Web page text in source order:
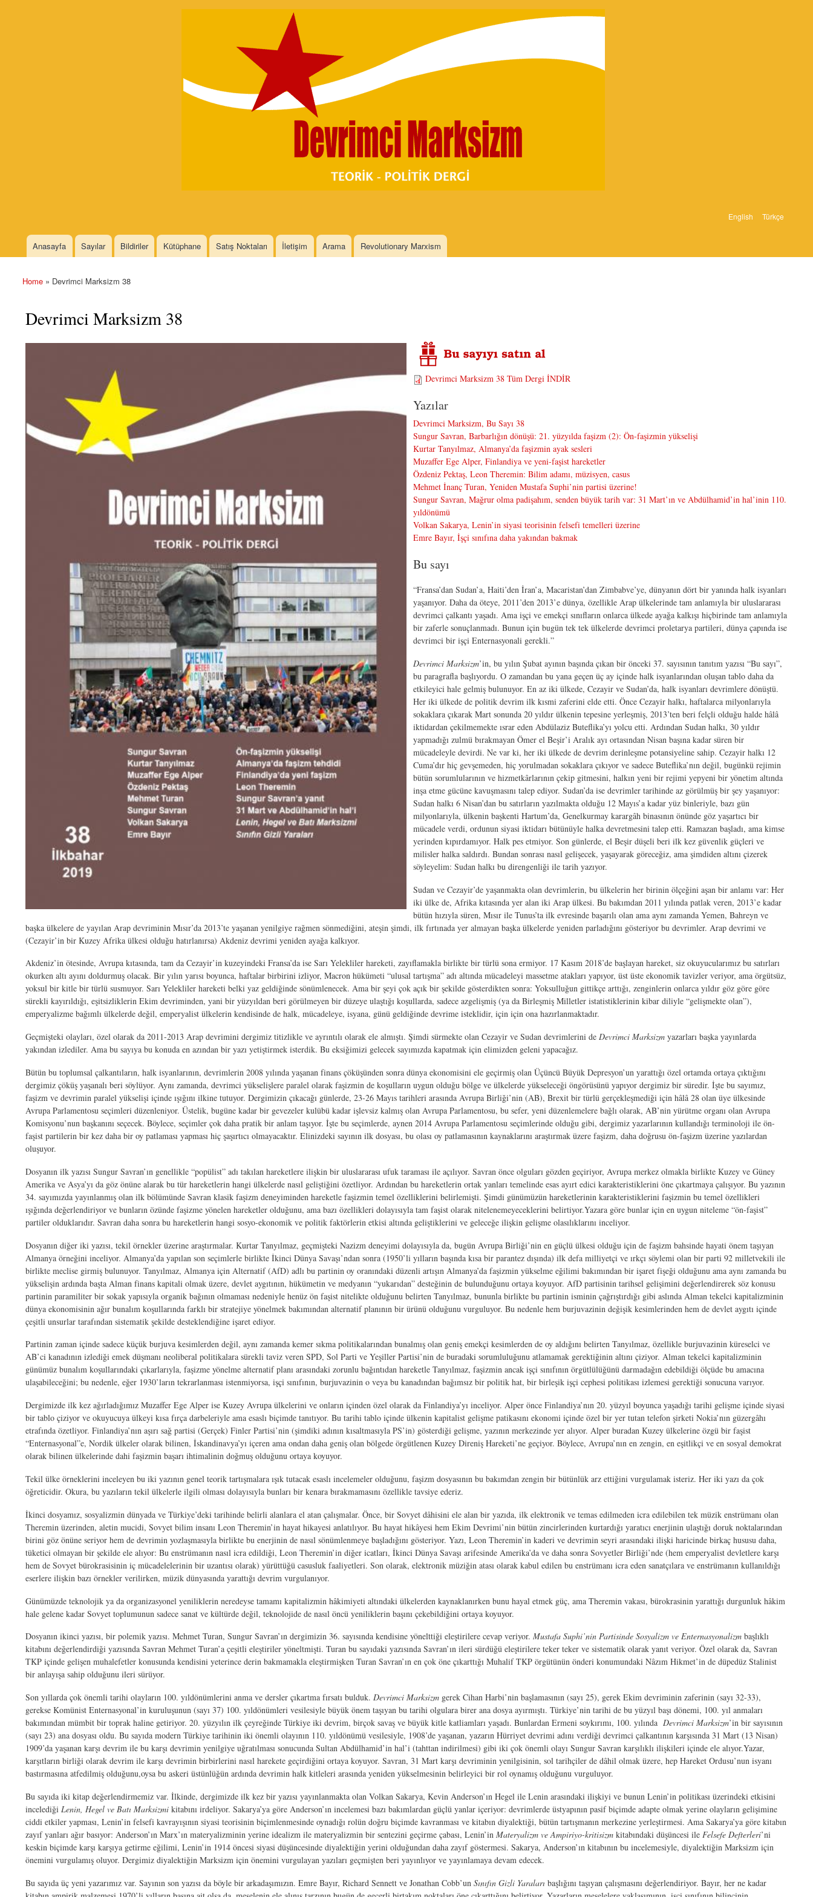
Skip to
English Türkçe
Main menu
Anasayfa Sayılar Bildiriler Kütüphane Satış Noktaları İletişim Arama Revolutionary Marxism
You are here
Home » Devrimci Marksizm 38
Devrimci Marksizm 38
Devrimci Marksizm 38 Tüm Dergi İNDİR
Yazılar
Devrimci Marksizm, Bu Sayı 38
Sungur Savran, Barbarlığın dönüşü: 21. yüzyılda faşizm (2): Ön-faşizmin yükselişi
Kurtar Tanyılmaz, Almanya’da faşizmin ayak sesleri
Muzaffer Ege Alper, Finlandiya ve yeni-faşist hareketler
Özdeniz Pektaş, Leon Theremin: Bilim adamı, müzisyen, casus
Mehmet İnanç Turan, Yeniden Mustafa Suphi’nin partisi üzerine!
Sungur Savran, Mağrur olma padişahım, senden büyük tarih var: 31 Mart’ın ve Abdülhamid’in hal’inin 110.
yıldönümü
Volkan Sakarya, Lenin’in siyasi teorisinin felsefi temelleri üzerine
Emre Bayır, İşçi sınıfına daha yakından bakmak
Bu sayı
“Fransa’dan Sudan’a, Haiti’den İran’a, Macaristan’dan Zimbabve’ye, dünyanın dört bir yanında halk isyanları
yaşanıyor. Daha da öteye, 2011’den 2013’e dünya, özellikle Arap ülkelerinde tam anlamıyla bir uluslararası
devrimci çalkantı yaşadı. Ama işçi ve emekçi sınıfların onlarca ülkede ayağa kalkışı hiçbirinde tam anlamıyla
bir zaferle sonuçlanmadı. Bunun için bugün tek tek ülkelerde devrimci proletarya partileri, dünya çapında ise
devrimci bir işçi Enternasyonali gerekli.”
Devrimci Marksizm’in, bu yılın Şubat ayının başında çıkan bir önceki 37. sayısının tanıtım yazısı “Bu sayı”,
bu paragrafla başlıyordu. O zamandan bu yana geçen üç ay içinde halk isyanlarından oluşan tablo daha da
etkileyici hale gelmiş bulunuyor. En az iki ülkede, Cezayir ve Sudan’da, halk isyanları devrimlere dönüştü.
Her iki ülkede de politik devrim ilk kısmi zaferini elde etti. Önce Cezayir halkı, haftalarca milyonlarıyla
sokaklara çıkarak Mart sonunda 20 yıldır ülkenin tepesine yerleşmiş, 2013’ten beri felçli olduğu halde hâlâ
iktidardan çekilmemekte ısrar eden Abdülaziz Buteflika’yı yolcu etti. Ardından Sudan halkı, 30 yıldır
yapmadığı zulmü bırakmayan Ömer el Beşir’i Aralık ayı ortasından Nisan başına kadar süren bir
mücadeleyle devirdi. Ne var ki, her iki ülkede de devrim derinleşme potansiyeline sahip. Cezayir halkı 12
Cuma’dır hiç gevşemeden, hiç yorulmadan sokaklara çıkıyor ve sadece Buteflika’nın değil, bugünkü rejimin
bütün sorumlularının ve hizmetkârlarının çekip gitmesini, halkın yeni bir rejimi yepyeni bir yönetim altında
inşa etme gücüne kavuşmasını talep ediyor. Sudan’da ise devrimler tarihinde az görülmüş bir şey yaşanıyor:
Sudan halkı 6 Nisan’dan bu satırların yazılmakta olduğu 12 Mayıs’a kadar yüz binleriyle, bazı gün
milyonlarıyla, ülkenin başkenti Hartum’da, Genelkurmay karargâh binasının önünde göz yaşartıcı bir
mücadele verdi, ordunun siyasi iktidarı bütünüyle halka devretmesini talep etti. Ramazan başladı, ama kimse
yerinden kıpırdamıyor. Halk pes etmiyor. Son günlerde, el Beşir düşeli beri ilk kez güvenlik güçleri ve
milisler halka saldırdı. Bundan sonrası nasıl gelişecek, yaşayarak göreceğiz, ama şimdiden altını çizerek
söyleyelim: Sudan halkı bu direngenliği ile tarih yazıyor.
Sudan ve Cezayir’de yaşanmakta olan devrimlerin, bu ülkelerin her birinin ölçeğini aşan bir anlamı var: Her
iki ülke de, Afrika kıtasında yer alan iki Arap ülkesi. Bu bakımdan 2011 yılında patlak veren, 2013’e kadar
bütün hızıyla süren, Mısır ile Tunus’ta ilk evresinde başarılı olan ama aynı zamanda Yemen, Bahreyn ve
başka ülkelere de yayılan Arap devriminin Mısır’da 2013’te yaşanan yenilgiye rağmen sönmediğini, ateşin şimdi, ilk fırtınada yer almayan başka ülkelerde yeniden parladığını gösteriyor bu devrimler. Arap devrimi ve
(Cezayir’in bir Kuzey Afrika ülkesi olduğu hatırlanırsa) Akdeniz devrimi yeniden ayağa kalkıyor.
Akdeniz’in ötesinde, Avrupa kıtasında, tam da Cezayir’in kuzeyindeki Fransa’da ise Sarı Yelekliler hareketi, zayıflamakla birlikte bir türlü sona ermiyor. 17 Kasım 2018’de başlayan hareket, siz okuyucularımız bu satırları
okurken altı ayını doldurmuş olacak. Bir yılın yarısı boyunca, haftalar birbirini izliyor, Macron hükümeti “ulusal tartışma” adı altında mücadeleyi massetme atakları yapıyor, üst üste ekonomik tavizler veriyor, ama örgütsüz,
yoksul bir kitle bir türlü susmuyor. Sarı Yelekliler hareketi belki yaz geldiğinde sönümlenecek. Ama bir şeyi çok açık bir şekilde gösterdikten sonra: Yoksulluğun gittikçe arttığı, zenginlerin onlarca yıldır göz göre göre
sürekli kayırıldığı, eşitsizliklerin Ekim devriminden, yani bir yüzyıldan beri görülmeyen bir düzeye ulaştığı koşullarda, sadece azgelişmiş (ya da Birleşmiş Milletler istatistiklerinin kibar diliyle “gelişmekte olan”),
emperyalizme bağımlı ülkelerde değil, emperyalist ülkelerin kendisinde de halk, mücadeleye, isyana, günü geldiğinde devrime isteklidir, için için ona hazırlanmaktadır.
Geçmişteki olayları, özel olarak da 2011-2013 Arap devrimini dergimiz titizlikle ve ayrıntılı olarak ele almıştı. Şimdi sürmekte olan Cezayir ve Sudan devrimlerini de Devrimci Marksizm yazarları başka yayınlarda
yakından izlediler. Ama bu sayıya bu konuda en azından bir yazı yetiştirmek isterdik. Bu eksiğimizi gelecek sayımızda kapatmak için elimizden geleni yapacağız.
Bütün bu toplumsal çalkantıların, halk isyanlarının, devrimlerin 2008 yılında yaşanan finans çöküşünden sonra dünya ekonomisini ele geçirmiş olan Üçüncü Büyük Depresyon’un yarattığı özel ortamda ortaya çıktığını
dergimiz çöküş yaşanalı beri söylüyor. Aynı zamanda, devrimci yükselişlere paralel olarak faşizmin de koşulların uygun olduğu bölge ve ülkelerde yükseleceği öngörüsünü yapıyor dergimiz bir süredir. İşte bu sayımız,
faşizm ve devrimin paralel yükselişi içinde ışığını ilkine tutuyor. Dergimizin çıkacağı günlerde, 23-26 Mayıs tarihleri arasında Avrupa Birliği’nin (AB), Brexit bir türlü gerçekleşmediği için hâlâ 28 olan üye ülkesinde
Avrupa Parlamentosu seçimleri düzenleniyor. Üstelik, bugüne kadar bir gevezeler kulübü kadar işlevsiz kalmış olan Avrupa Parlamentosu, bu sefer, yeni düzenlemelere bağlı olarak, AB’nin yürütme organı olan Avrupa
Komisyonu’nun başkanını seçecek. Böylece, seçimler çok daha pratik bir anlam taşıyor. İşte bu seçimlerde, aynen 2014 Avrupa Parlamentosu seçimlerinde olduğu gibi, dergimiz yazarlarının kullandığı terminoloji ile ön-
faşist partilerin bir kez daha bir oy patlaması yapması hiç şaşırtıcı olmayacaktır. Elinizdeki sayının ilk dosyası, bu olası oy patlamasının kaynaklarını araştırmak üzere faşizm, daha doğrusu ön-faşizm üzerine yazılardan
oluşuyor.
Dosyanın ilk yazısı Sungur Savran’ın genellikle “popülist” adı takılan hareketlere ilişkin bir uluslararası ufuk taraması ile açılıyor. Savran önce olguları gözden geçiriyor, Avrupa merkez olmakla birlikte Kuzey ve Güney
Amerika ve Asya’yı da göz önüne alarak bu tür hareketlerin hangi ülkelerde nasıl geliştiğini özetliyor. Ardından bu hareketlerin ortak yanları temelinde esas ayırt edici karakteristiklerini öne çıkartmaya çalışıyor. Bu yazının
34. sayımızda yayınlanmış olan ilk bölümünde Savran klasik faşizm deneyiminden hareketle faşizmin temel özelliklerini belirlemişti. Şimdi günümüzün hareketlerinin karakteristiklerini faşizmin bu temel özellikleri
ışığında değerlendiriyor ve bunların özünde faşizme yönelen hareketler olduğunu, ama bazı özellikleri dolayısıyla tam faşist olarak nitelenemeyeceklerini belirtiyor.Yazara göre bunlar için en uygun niteleme “ön-faşist”
partiler olduklarıdır. Savran daha sonra bu hareketlerin hangi sosyo-ekonomik ve politik faktörlerin etkisi altında geliştiklerini ve geleceğe ilişkin gelişme olasılıklarını inceliyor.
Dosyanın diğer iki yazısı, tekil örnekler üzerine araştırmalar. Kurtar Tanyılmaz, geçmişteki Nazizm deneyimi dolayısıyla da, bugün Avrupa Birliği’nin en güçlü ülkesi olduğu için de faşizm bahsinde hayati önem taşıyan
Almanya örneğini inceliyor. Almanya’da yapılan son seçimlerle birlikte İkinci Dünya Savaşı’ndan sonra (1950’li yılların başında kısa bir parantez dışında) ilk defa milliyetçi ve ırkçı söylemi olan bir parti 92 milletvekili ile
birlikte meclise girmiş bulunuyor. Tanyılmaz, Almanya için Alternatif (AfD) adlı bu partinin oy oranındaki düzenli artışın Almanya’da faşizmin yükselme eğilimi bakımından bir işaret fişeği olduğunu ama aynı zamanda bu
yükselişin ardında başta Alman finans kapitali olmak üzere, devlet aygıtının, hükümetin ve medyanın “yukarıdan” desteğinin de bulunduğunu ortaya koyuyor. AfD partisinin tarihsel gelişimini değerlendirerek söz konusu
partinin paramiliter bir sokak yapısıyla organik bağının olmaması nedeniyle henüz ön faşist nitelikte olduğunu belirten Tanyılmaz, bununla birlikte bu partinin isminin çağrıştırdığı gibi aslında Alman tekelci kapitalizminin
dünya ekonomisinin ağır bunalım koşullarında farklı bir stratejiye yönelmek bakımından alternatif planının bir ürünü olduğunu vurguluyor. Bu nedenle hem burjuvazinin değişik kesimlerinden hem de devlet aygıtı içinde
çeşitli unsurlar tarafından sistematik şekilde desteklendiğine işaret ediyor.
Partinin zaman içinde sadece küçük burjuva kesimlerden değil, aynı zamanda kemer sıkma politikalarından bunalmış olan geniş emekçi kesimlerden de oy aldığını belirten Tanyılmaz, özellikle burjuvazinin küreselci ve
AB’ci kanadının izlediği emek düşmanı neoliberal politikalara sürekli taviz veren SPD, Sol Parti ve Yeşiller Partisi’nin de buradaki sorumluluğunu atlamamak gerektiğinin altını çiziyor. Alman tekelci kapitalizminin
günümüz bunalım koşullarındaki çıkarlarıyla, faşizme yönelme alternatif planı arasındaki zorunlu bağıntıdan hareketle Tanyılmaz, faşizmin ancak işçi sınıfının örgütlülüğünü darmadağın edebildiği ölçüde bu amacına
ulaşabileceğini; bu nedenle, eğer 1930’ların tekrarlanması istenmiyorsa, işçi sınıfının, burjuvazinin o veya bu kanadından bağımsız bir politik hat, bir birleşik işçi cephesi politikası izlemesi gerektiği sonucuna varıyor.
Dergimizde ilk kez ağırladığımız Muzaffer Ege Alper ise Kuzey Avrupa ülkelerini ve onların içinden özel olarak da Finlandiya’yı inceliyor. Alper önce Finlandiya’nın 20. yüzyıl boyunca yaşadığı tarihi gelişme içinde siyasi
bir tablo çiziyor ve okuyucuya ülkeyi kısa fırça darbeleriyle ama esaslı biçimde tanıtıyor. Bu tarihi tablo içinde ülkenin kapitalist gelişme patikasını ekonomi içinde özel bir yer tutan telefon şirketi Nokia’nın güzergâhı
etrafında özetliyor. Finlandiya’nın aşırı sağ partisi (Gerçek) Finler Partisi’nin (şimdiki adının kısaltmasıyla PS’in) gösterdiği gelişme, yazının merkezinde yer alıyor. Alper buradan Kuzey ülkelerine özgü bir faşist
“Enternasyonal”e, Nordik ülkeler olarak bilinen, İskandinavya’yı içeren ama ondan daha geniş olan bölgede örgütlenen Kuzey Direniş Hareketi’ne geçiyor. Böylece, Avrupa’nın en zengin, en eşitlikçi ve en sosyal demokrat
olarak bilinen ülkelerinde dahi faşizmin başarı ihtimalinin doğmuş olduğunu ortaya koyuyor.
Tekil ülke örneklerini inceleyen bu iki yazının genel teorik tartışmalara ışık tutacak esaslı incelemeler olduğunu, faşizm dosyasının bu bakımdan zengin bir bütünlük arz ettiğini vurgulamak isteriz. Her iki yazı da çok
öğreticidir. Okura, bu yazıların tekil ülkelerle ilgili olması dolayısıyla bunları bir kenara bırakmamasını özellikle tavsiye ederiz.
İkinci dosyamız, sosyalizmin dünyada ve Türkiye’deki tarihinde belirli alanlara el atan çalışmalar. Önce, bir Sovyet dâhisini ele alan bir yazıda, ilk elektronik ve temas edilmeden icra edilebilen tek müzik enstrümanı olan
Theremin üzerinden, aletin mucidi, Sovyet bilim insanı Leon Theremin’in hayat hikayesi anlatılıyor. Bu hayat hikâyesi hem Ekim Devrimi’nin bütün zincirlerinden kurtardığı yaratıcı enerjinin ulaştığı doruk noktalarından
birini göz önüne seriyor hem de devrimin yozlaşmasıyla birlikte bu enerjinin de nasıl sönümlenmeye başladığını gösteriyor. Yazı, Leon Theremin’in kaderi ve devrimin seyri arasındaki ilişki haricinde birkaç hususu daha,
tüketici olmayan bir şekilde ele alıyor: Bu enstrümanın nasıl icra edildiği, Leon Theremin’in diğer icatları, İkinci Dünya Savaşı arifesinde Amerika’da ve daha sonra Sovyetler Birliği’nde (hem emperyalist devletlere karşı
hem de Sovyet bürokrasisinin iç mücadelelerinin bir uzantısı olarak) yürüttüğü casusluk faaliyetleri. Son olarak, elektronik müziğin atası olarak kabul edilen bu enstrümanı icra eden sanatçılara ve enstrümanın kullanıldığı
eserlere ilişkin bazı örnekler verilirken, müzik dünyasında yarattığı devrim vurgulanıyor.
Günümüzde teknolojik ya da organizasyonel yeniliklerin neredeyse tamamı kapitalizmin hâkimiyeti altındaki ülkelerden kaynaklanırken bunu hayal etmek güç, ama Theremin vakası, bürokrasinin yarattığı durgunluk hâkim
hale gelene kadar Sovyet toplumunun sadece sanat ve kültürde değil, teknolojide de nasıl öncü yeniliklerin başını çekebildiğini ortaya koyuyor.
Dosyanın ikinci yazısı, bir polemik yazısı. Mehmet Turan, Sungur Savran’ın dergimizin 36. sayısında kendisine yönelttiği eleştirilere cevap veriyor. Mustafa Suphi’nin Partisinde Sosyalizm ve Enternasyonalizm başlıklı
kitabını değerlendirdiği yazısında Savran Mehmet Turan’a çeşitli eleştiriler yöneltmişti. Turan bu sayıdaki yazısında Savran’ın ileri sürdüğü eleştirilere teker teker ve sistematik olarak yanıt veriyor. Özel olarak da, Savran
TKP içinde gelişen muhalefetler konusunda kendisini yeterince derin bakmamakla eleştirmişken Turan Savran’ın en çok öne çıkarttığı Muhalif TKP örgütünün önderi konumundaki Nâzım Hikmet’in de düpedüz Stalinist
bir anlayışa sahip olduğunu ileri sürüyor.
Son yıllarda çok önemli tarihi olayların 100. yıldönümlerini anma ve dersler çıkartma fırsatı bulduk. Devrimci Marksizm gerek Cihan Harbi’nin başlamasının (sayı 25), gerek Ekim devriminin zaferinin (sayı 32-33),
gerekse Komünist Enternasyonal’in kuruluşunun (sayı 37) 100. yıldönümleri vesilesiyle büyük önem taşıyan bu tarihi olgulara birer ana dosya ayırmıştı. Türkiye’nin tarihi de bu yüzyıl başı dönemi, 100. yıl anmaları
bakımından mümbit bir toprak haline getiriyor. 20. yüzyılın ilk çeyreğinde Türkiye iki devrim, birçok savaş ve büyük kitle katliamları yaşadı. Bunlardan Ermeni soykırımı, 100. yılında Devrimci Marksizm’in bir sayısının
(sayı 23) ana dosyası oldu. Bu sayıda modern Türkiye tarihinin iki önemli olayının 110. yıldönümü vesilesiyle, 1908’de yaşanan, yazarın Hürriyet devrimi adını verdiği devrimci çalkantının karşısında 31 Mart (13 Nisan)
1909’da yaşanan karşı devrim ile bu karşı devrimin yenilgiye uğratılması sonucunda Sultan Abdülhamid’in hal’i (tahttan indirilmesi) gibi iki çok önemli olayı Sungur Savran karşılıklı ilişkileri içinde ele alıyor.Yazar,
karşıtların birliği olarak devrim ile karşı devrimin birbirlerini nasıl harekete geçirdiğini ortaya koyuyor. Savran, 31 Mart karşı devriminin yenilgisinin, sol tarihçiler de dâhil olmak üzere, hep Hareket Ordusu’nun isyanı
bastırmasına atfedilmiş olduğunu,oysa bu askeri üstünlüğün ardında devrimin halk kitleleri arasında yeniden yükselmesinin belirleyici bir rol oynamış olduğunu vurguluyor.
Bu sayıda iki kitap değerlendirmemiz var. İlkinde, dergimizde ilk kez bir yazısı yayınlanmakta olan Volkan Sakarya, Kevin Anderson’ın Hegel ile Lenin arasındaki ilişkiyi ve bunun Lenin’in politikası üzerindeki etkisini
incelediği Lenin, Hegel ve Batı Marksizmi kitabını irdeliyor. Sakarya’ya göre Anderson’ın incelemesi bazı bakımlardan güçlü yanlar içeriyor: devrimlerde üstyapının pasif biçimde adapte olmak yerine olayların gelişimine
ciddi etkiler yapması, Lenin’in felsefi kavrayışının siyasi teorisinin biçimlenmesinde oynadığı rolün doğru biçimde kavranması ve kitabın diyalektiği, bütün tartışmanın merkezine yerleştirmesi. Ama Sakarya’ya göre kitabın
zayıf yanları ağır basıyor: Anderson’ın Marx’ın materyalizminin yerine idealizm ile materyalizmin bir sentezini geçirme çabası, Lenin’in Materyalizm ve Ampiriyo-kritisizm kitabındaki düşüncesi ile Felsefe Defterleri’ni
keskin biçimde karşı karşıya getirme eğilimi, Lenin’in 1914 öncesi siyasi düşüncesinde diyalektiğin yerini olduğundan daha zayıf göstermesi. Sakarya, Anderson’ın kitabının bu incelemesiyle, diyalektiğin Marksizm için
önemini vurgulamış oluyor. Dergimiz diyalektiğin Marksizm için önemini vurgulayan yazıları geçmişten beri yayınlıyor ve yayınlamaya devam edecek.
Bu sayıda üç yeni yazarımız var. Sayının son yazısı da böyle bir arkadaşımızın. Emre Bayır, Richard Sennett ve Jonathan Cobb’un Sınıfın Gizli Yaraları başlığını taşıyan çalışmasını değerlendiriyor. Bayır, her ne kadar